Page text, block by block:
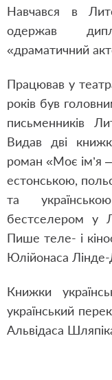
Навчався в
одержав
«драматичний
Працював у
років був
письменників
Видав дві
роман «Моє ім’я
естонською,
та
бестселером у
Пише теле- і
Юлійонаса Лінде-
Книжки
український
Альвідаса